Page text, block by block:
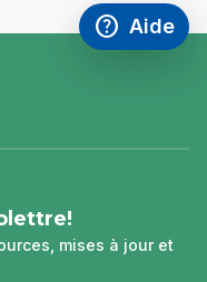
help
Accéder à
Aide
,Ce lien
mises à jour et